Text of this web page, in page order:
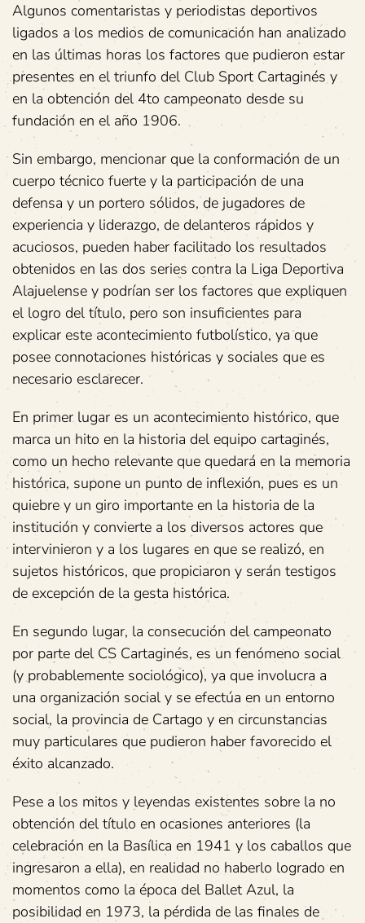
Algunos comentaristas y periodistas deportivos
ligados a los medios de comunicación han analizado
en las últimas horas los factores que pudieron estar
presentes en el triunfo del Club Sport Cartaginés y
en la obtención del 4to campeonato desde su
fundación en el año 1906.
Sin embargo, mencionar que la conformación de un
cuerpo técnico fuerte y la participación de una
defensa y un portero sólidos, de jugadores de
experiencia y liderazgo, de delanteros rápidos y
acuciosos, pueden haber facilitado los resultados
obtenidos en las dos series contra la Liga Deportiva
Alajuelense y podrían ser los factores que expliquen
el logro del título, pero son insuficientes para
explicar este acontecimiento futbolístico, ya que
posee connotaciones históricas y sociales que es
necesario esclarecer.
En primer lugar es un acontecimiento histórico, que
marca un hito en la historia del equipo cartaginés,
como un hecho relevante que quedará en la memoria
histórica, supone un punto de inflexión, pues es un
quiebre y un giro importante en la historia de la
institución y convierte a los diversos actores que
intervinieron y a los lugares en que se realizó, en
sujetos históricos, que propiciaron y serán testigos
de excepción de la gesta histórica.
En segundo lugar, la consecución del campeonato
por parte del CS Cartaginés, es un fenómeno social
(y probablemente sociológico), ya que involucra a
una organización social y se efectúa en un entorno
social, la provincia de Cartago y en circunstancias
muy particulares que pudieron haber favorecido el
éxito alcanzado.
Pese a los mitos y leyendas existentes sobre la no
obtención del título en ocasiones anteriores (la
celebración en la Basílica en 1941 y los caballos que
ingresaron a ella), en realidad no haberlo logrado en
momentos como la época del Ballet Azul, la
posibilidad en 1973, la pérdida de las finales de